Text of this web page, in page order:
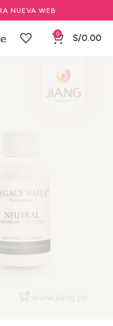
NUEVA WEB
0 S/0.00
LEGACY NAILS